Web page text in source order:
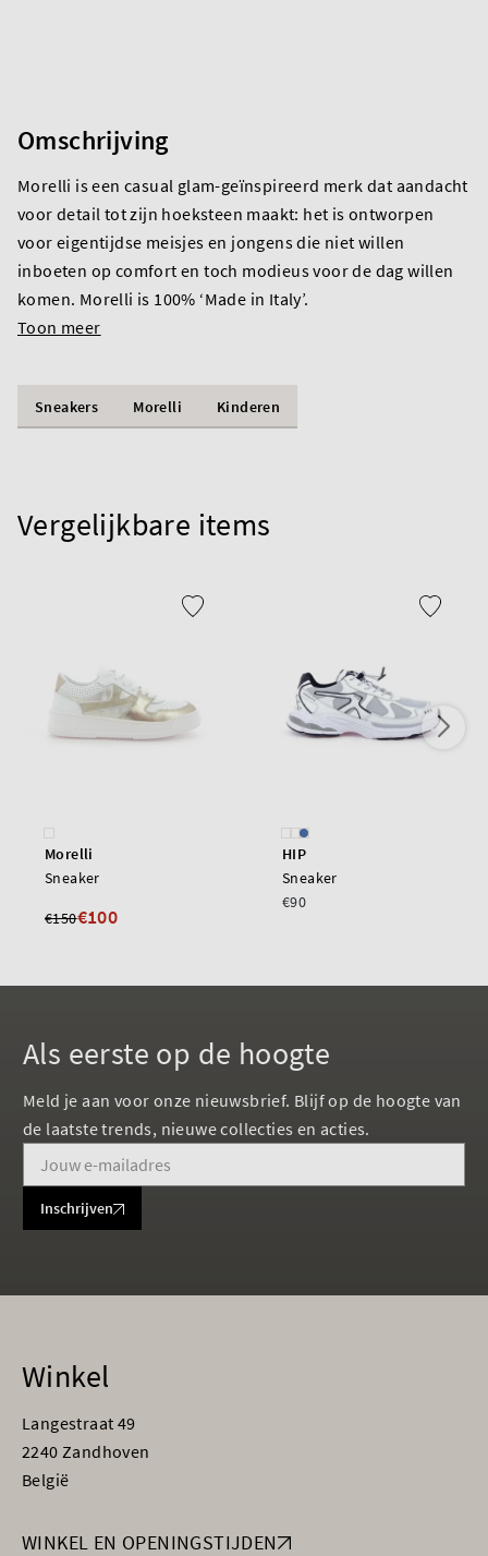
Omschrijving
Morelli is een casual glam-geïnspireerd merk dat aandacht
voor detail tot zijn hoeksteen maakt: het is ontworpen
voor eigentijdse meisjes en jongens die niet willen
inboeten op comfort en toch modieus voor de dag willen
komen. Morelli is 100% ‘Made in Italy’.
Toon meer
Sneakers Morelli Kinderen
Vergelijkbare items
Morelli
Sneaker
€150€100
HIP
Sneaker
€90
Als eerste op de hoogte
Meld je aan voor onze nieuwsbrief. Blijf op de hoogte van
de laatste trends, nieuwe collecties en acties.
Inschrijven
Winkel
Langestraat 49
2240 Zandhoven
België
WINKEL EN OPENINGSTIJDEN